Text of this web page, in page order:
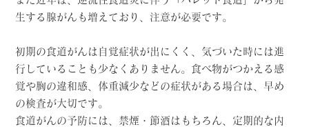
生する腺がんも増えており、注意が必要です。
初期の食道がんは自覚症状が出にくく、気づいた時には進
行していることも少なくありません。食べ物がつかえる感
覚や胸の違和感、体重減少などの症状がある場合は、早め
の検査が大切です。
食道がんの予防には、禁煙・節酒はもちろん、定期的な内